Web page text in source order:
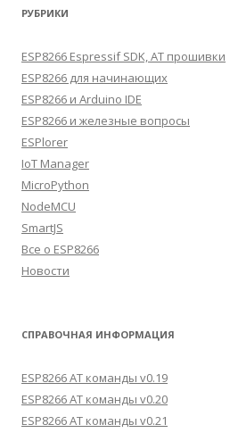
РУБРИКИ
ESP8266 Espressif SDK, AT прошивки
ESP8266 для начинающих
ESP8266 и Arduino IDE
ESP8266 и железные вопросы
ESPlorer
IoT Manager
MicroPython
NodeMCU
SmartJS
Все о ESP8266
Новости
СПРАВОЧНАЯ ИНФОРМАЦИЯ
ESP8266 AT команды v0.19
ESP8266 AT команды v0.20
ESP8266 AT команды v0.21